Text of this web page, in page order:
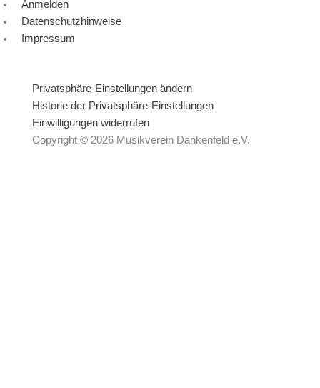
Anmelden
Datenschutzhinweise
Impressum
Privatsphäre-Einstellungen ändern
Historie der Privatsphäre-Einstellungen
Einwilligungen widerrufen
Copyright © 2026 Musikverein Dankenfeld e.V.